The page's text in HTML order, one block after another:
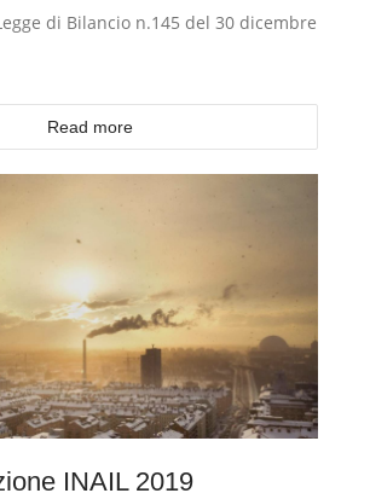
di Bilancio n.145 del 30 dicembre
Read more
INAIL 2019